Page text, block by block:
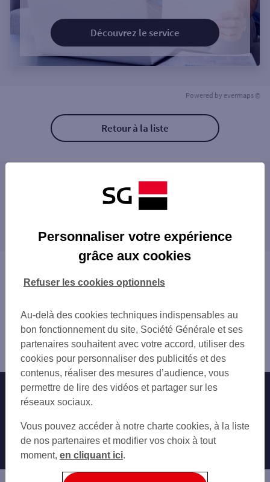
Découvrez le service
Powered by evermaps ©
Retour à la liste
Les distributeurs/automates à proximité
ARTENAY 23 PL DE L HOTEL DE VILLE
DONNERY
TOTAL ORLEANS SARAN
ST JEAN DE BRAYE 20 RUE GEORGES DAN
FLEURY LES AUBRAIS 42 RUE ABBE PAST
JANVILLE 5 RUE DU BOIS DU LOUP
CHECY
PITHIVIERS 3 FBG D ORLEANS
PITHIVIERS 33 RUE AMIRAL GOURDON
SARAN 224 ANCIENNE ROUTE DE CHARTR
CHECY 127 AV NATIONALE
FLEURY INTERIVES
SHELL PLAINE DES BEAUCES
ORLEANS 100 RUE BANNIER
ORLEANS PRO
proximité
FLEURY-LES-AUBRAIS
SAINT-JEAN-DE-BRAYE
LA CHAPELLE-SAINT-MESMIN
Vous êtes ici : Accueil
Trouver une agence bancaire
Loiret
Neuville aux Bois
Distributeur/automate NEUVILLE AUX BOIS 2 PL DU GAL
LECLE
Nos engagements Nous contacter
Autres sites SG
Professionnels
Entreprises
Personnaliser votre expérience
grâce aux cookies
Au-delà des cookies techniques indispensables au
bon fonctionnement du site, Société Générale et ses
partenaires souhaitent avec votre accord, utiliser des
cookies pour personnaliser des publicités et des
contenus, réaliser des mesures d’audience, vous
permettre de lire des vidéos et partager sur les
réseaux sociaux.
Vous pouvez accéder à notre charte cookies, à la liste
de nos partenaires et modifier vos choix à tout
moment, en cliquant ici.
Refuser les cookies optionnels